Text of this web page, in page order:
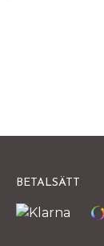
BETALSÄTT